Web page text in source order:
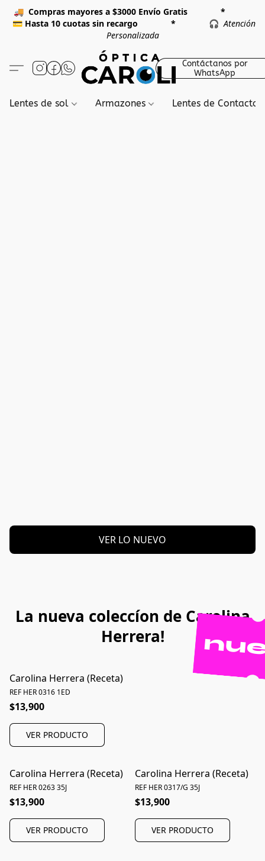
🚚 Compras mayores a $3000 Envío Gratis *
💳 Hasta 10 cuotas sin recargo * 🎧Atención
Personalizada
Contáctanos por
WhatsApp
Lentes de sol Armazones Lentes de Contacto
VER LO NUEVO
La nueva coleccíon de Carolina
Herrera!
Carolina Herrera (Receta)
REF HER 0316 1ED
$13,900
VER PRODUCTO
Carolina Herrera (Receta)
REF HER 0263 35J
$13,900
VER PRODUCTO
Carolina Herrera (Receta)
REF HER 0317/G 35J
$13,900
VER PRODUCTO